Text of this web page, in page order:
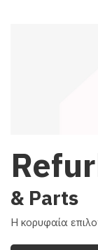
& Parts
Η κορυφαία